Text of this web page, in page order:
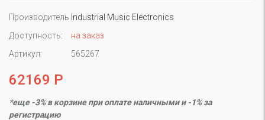
Производитель Industrial Music Electronics
Доступность:
на заказ
Артикул:
565267
62169 Р
*еще -3% в корзине при оплате наличными и -1% за
регистрацию